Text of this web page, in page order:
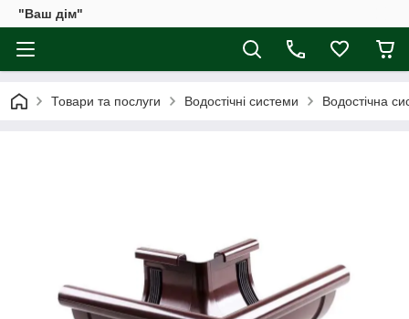
"Ваш дім"
Товари та послуги Водостічні системи Водостічна